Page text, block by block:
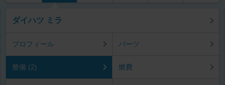
ダイハツ ミラ
プロフィール パーツ
整備 (2) 燃費